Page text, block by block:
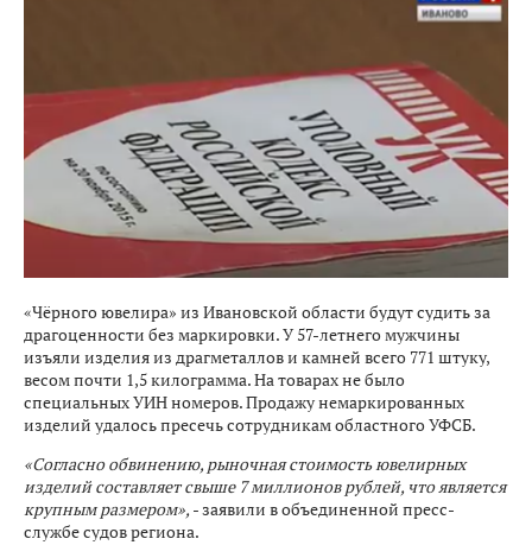
«Чёрного ювелира» из Ивановской области будут судить за
драгоценности без маркировки. У 57-летнего мужчины
изъяли изделия из драгметаллов и камней всего 771 штуку,
весом почти 1,5 килограмма. На товарах не было
специальных УИН номеров. Продажу немаркированных
изделий удалось пресечь сотрудникам областного УФСБ.
«Согласно обвинению, рыночная стоимость ювелирных
изделий составляет свыше 7 миллионов рублей, что является
крупным размером», - заявили в объединенной пресс-
службе судов региона.